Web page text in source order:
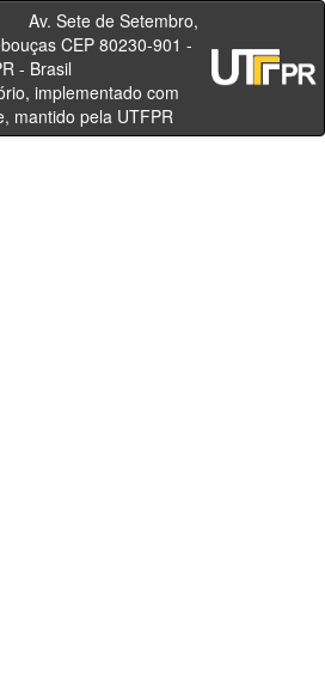
de Setembro,
CEP 80230-901 -
- PR - Brasil
implementado com
mantido pela UTFPR